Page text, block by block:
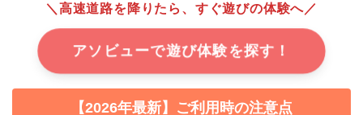
＼高速道路を降りたら、すぐ遊びの体験へ／
アソビューで遊び体験を探す！
【2026年最新】ご利用時の注意点